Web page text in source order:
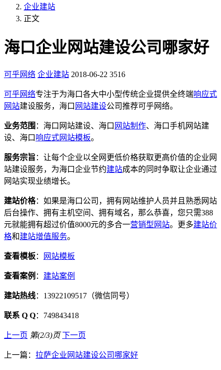
企业建站
正文
海口企业网站建设公司哪家好
可乎网络 企业建站 2018-06-22 3516
可乎网络专注于为海口各大中小型传统企业提供全终端响应式
网站建设服务，海口 网站建设公司推荐可乎网络。
业务范围 ：海口网站建设、海口 网站制作、海口手机网站建
设、海口 响应式网站模板。
服务宗旨 ：让每个企业以全网更低价格获取更高价值的企业网
站建设服务，为海口企业节约建站成本的同时争取让企业通过
网站实现业绩增长。
建站价格：如果是海口公司，拥有网站维护人员并且熟悉网站
后台操作、拥有主机空间、拥有域名，那么恭喜，您只需388
元就能拥有超过价值8000元的多合一营销型网站。更多建站价
格和建站增值服务。
查看模板： 网站模板
查看案例 ： 建站案例
建站热线：13922109517（微信同号）
联系 Q Q：749843418
上一页 第(2/3)页 下一页
上一篇： 拉萨企业网站建设公司哪家好